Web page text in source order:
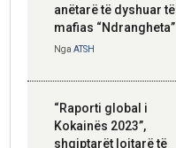
anëtarë të dyshuar të
mafias “Ndrangheta”
Nga ATSH
“Raporti global i
Kokainës 2023”,
shqiptarët lojtarë të